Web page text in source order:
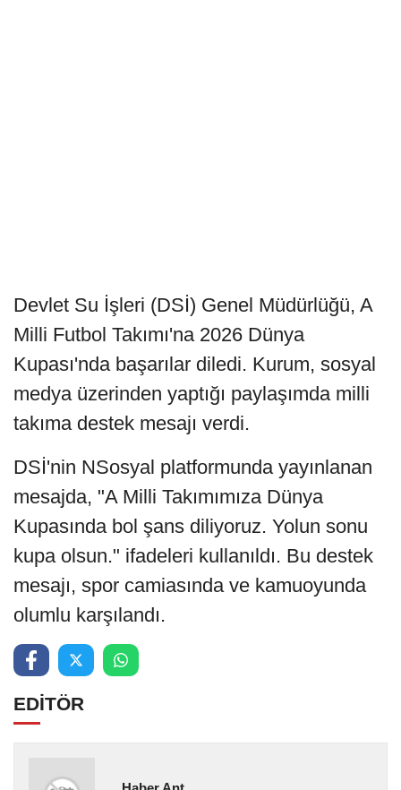
Devlet Su İşleri (DSİ) Genel Müdürlüğü, A
Milli Futbol Takımı'na 2026 Dünya
Kupası'nda başarılar diledi. Kurum, sosyal
medya üzerinden yaptığı paylaşımda milli
takıma destek mesajı verdi.
DSİ'nin NSosyal platformunda yayınlanan
mesajda, "A Milli Takımımıza Dünya
Kupasında bol şans diliyoruz. Yolun sonu
kupa olsun." ifadeleri kullanıldı. Bu destek
mesajı, spor camiasında ve kamuoyunda
olumlu karşılandı.
EDİTÖR